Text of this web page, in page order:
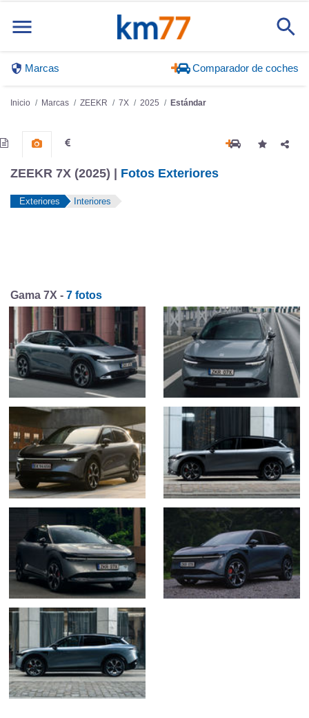
Marcas Comparador de coches
Inicio Marcas ZEEKR 7X 2025 Estándar
ZEEKR 7X (2025) | Fotos Exteriores
Exteriores Interiores
Gama 7X - 7 fotos